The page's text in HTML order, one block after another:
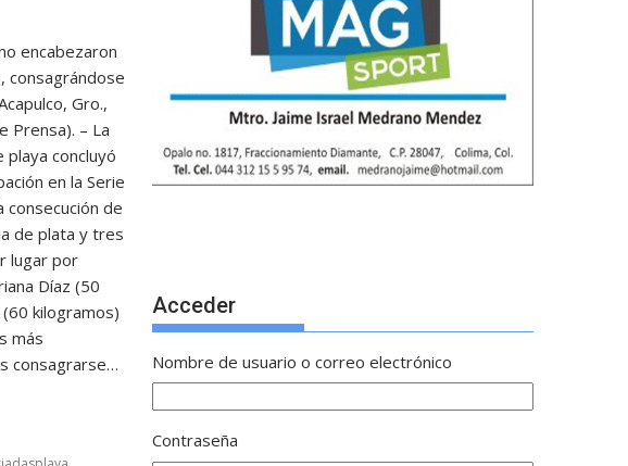
encabezaron
consagrándose
Gro.,
Prensa). – La
playa concluyó
en la Serie
consecución de
de plata y tres
lugar por
Díaz (50
kilogramos)
más
consagrarse…
,
Acceder
Nombre de usuario o correo electrónico
Contraseña